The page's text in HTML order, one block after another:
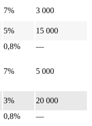
7%
3 000
5%
15 000
0,8% —
7% 5 000
3%
20 000
0,8%
—